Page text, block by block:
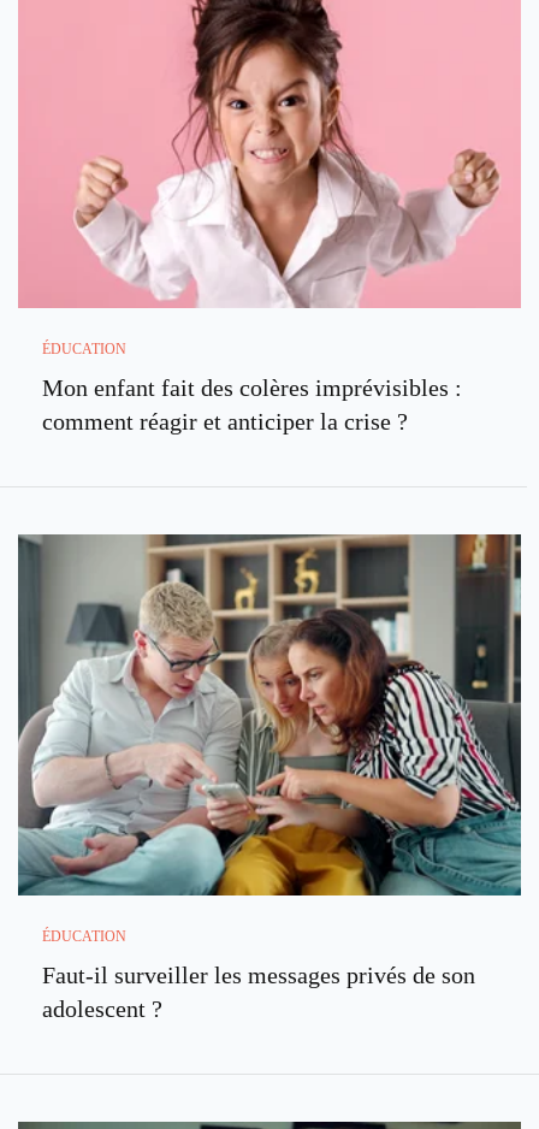
ÉDUCATION
Mon enfant fait des colères imprévisibles :
comment réagir et anticiper la crise ?
ÉDUCATION
Faut-il surveiller les messages privés de son
adolescent ?